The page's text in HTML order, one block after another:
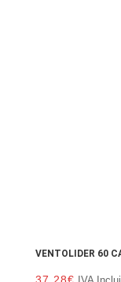
VENTOLIDER 60